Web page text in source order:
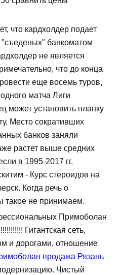
что кардхолдер подает
"съеденых" банкоматом
не является
что до конца
еще восемь туров,
матча Лиги
может установить планку
Место сокративших
банков заняли
растет выше средних
в 1995-2017 гг.
- Курс стероидов на
Когда речь о
такое не принимаем.
Примоболан
Гигантская сеть,
и дорогами, отношение
продажа Рязань
Чистый